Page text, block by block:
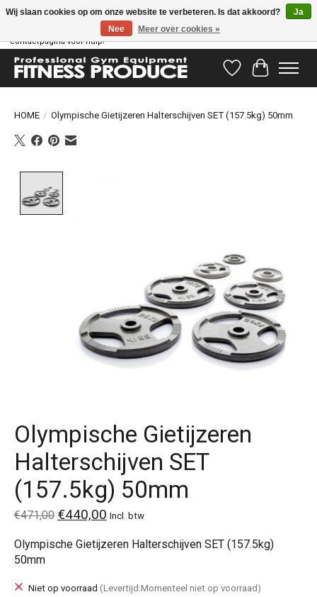
Vragen hebben? Ons supportteam staat klaar om u te helpen! Bezoek onze
contactpagina voor hulp!
Verlanglijst
HOME / Olympische Gietijzeren Halterschijven SET (157.5kg) 50mm
Olympische Gietijzeren
Halterschijven SET
(157.5kg) 50mm
€471,00 €440,00 Incl. btw
Olympische Gietijzeren Halterschijven SET (157.5kg)
50mm
Niet op voorraad (Levertijd:Momenteel niet op voorraad)
Wij slaan cookies op om onze website te verbeteren. Is dat akkoord?
Ja
Nee
Meer over cookies »